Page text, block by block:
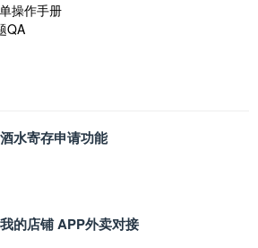
操作手册
QA
水寄存申请功能
的店铺 APP外卖对接